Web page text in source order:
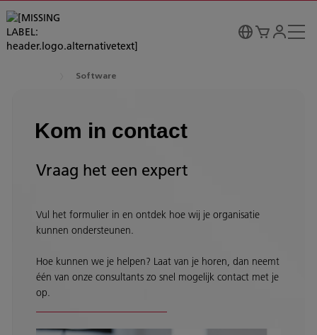
Software
Kom in contact
Vraag het een expert
Vul het formulier in en ontdek hoe wij je organisatie
kunnen ondersteunen.
Hoe kunnen we je helpen? Laat van je horen, dan neemt
één van onze consultants zo snel mogelijk contact met je
op.